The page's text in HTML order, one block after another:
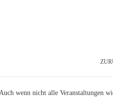
wenn nicht alle Veranstaltungen